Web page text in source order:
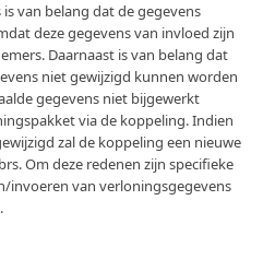
van belang dat de gegevens
deze gegevens van invloed zijn
Daarnaast is van belang dat
niet gewijzigd kunnen worden
gegevens niet bijgewerkt
via de koppeling. Indien
zal de koppeling een nieuwe
Om deze redenen zijn specifieke
invoeren van verloningsgegevens